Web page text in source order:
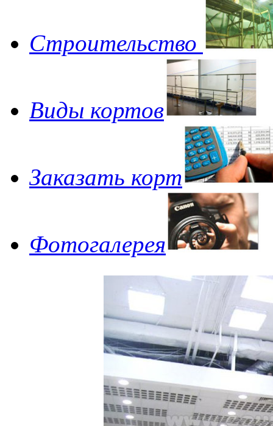
Строительство
Виды кортов
Заказать корт
Фотогалерея